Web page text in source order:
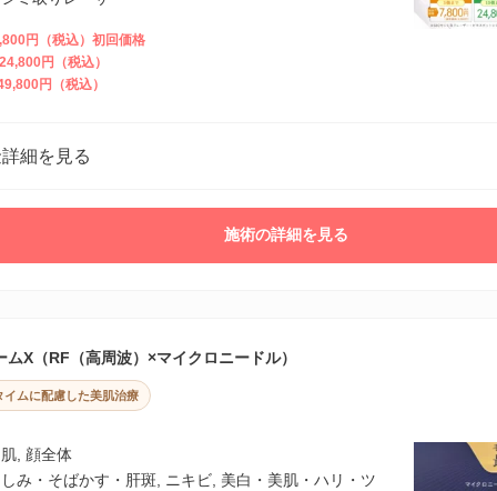
円（税込）初回価格
円（税込）
円（税込）
細を見る
施術の詳細を見る
ムX（RF（高周波）×マイクロニードル）
イムに配慮した美肌治療
肌, 顔全体
しみ・そばかす・肝斑, ニキビ, 美白・美肌・ハリ・ツ